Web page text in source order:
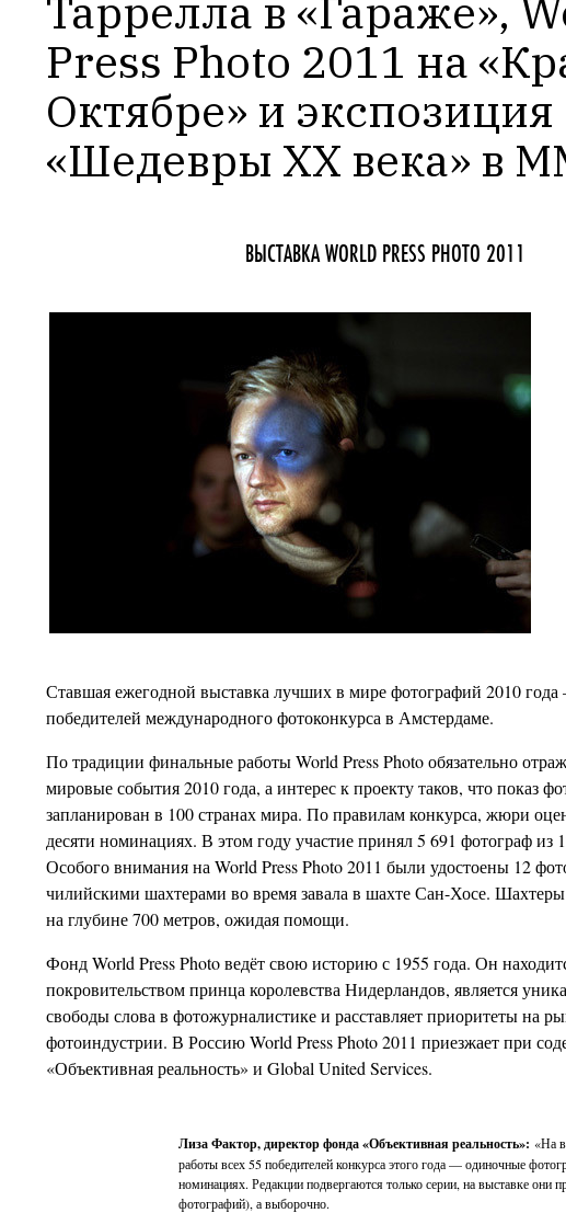
Таррелла в «Гараже»,
Press Photo 2011 на
Октябре» и экспозиция
«Шедевры ХХ века» в
ВЫСТАВКА WORLD PRESS PHOTO 2011
Ставшая ежегодной выставка лучших в мире фотографий 2010 года
победителей международного фотоконкурса в Амстердаме.
По традиции финальные работы World Press Photo обязательно
мировые события 2010 года, а интерес к проекту таков, что показ
запланирован в 100 странах мира. По правилам конкурса, жюри
десяти номинациях. В этом году участие принял 5 691 фотограф из
Особого внимания на World Press Photo 2011 были удостоены 12
чилийскими шахтерами во время завала в шахте Сан-Хосе.
на глубине 700 метров, ожидая помощи.
Фонд World Press Photo ведёт свою историю с 1955 года. Он
покровительством принца королевства Нидерландов, является
свободы слова в фотожурналистике и расставляет приоритеты на
фотоиндустрии. В Россию World Press Photo 2011 приезжает при
«Объективная реальность» и Global United Services.
Лиза Фактор, директор фонда «Объективная реальность»: «На
работы всех 55 победителей конкурса этого года — одиночные
номинациях. Редакции подвергаются только серии, на выставке они
фотографий), а выборочно.